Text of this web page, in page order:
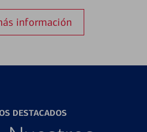
información
DESTACADOS